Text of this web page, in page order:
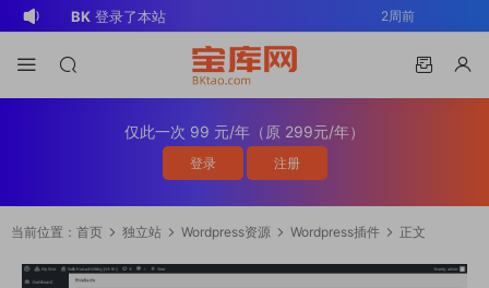
BK 登录了本站 2周前
登录了本站
下载了资源WP Mail SMTP
Pro v4.5.0 / v4.2.0 Wordpress邮件插
下载了资源Elementor Pro
v4.1.2/v4.1.1/v4.0.4 /v4.0.1 /v3.33.2
v3.29.2 / v3.29.1 / v3.29.0 / v3.28.x
/3.27.x /3.26.3 强大先进的网站构建器
下载了资源Elementor Pro
/v3.32.1/ v3.31.0 / v3.30.1/ v3.30.0 /
v3.29.2 / v3.29.1 / v3.29.0 / v3.28.x
v4.1.2/v4.1.1/v4.0.4 /v4.0.1 /v3.33.2
/v3.32.1/ v3.31.0 / v3.30.1/ v3.30.0 /
v*******下载了资源Advanced
2天前
仅此一次 99 元/年（原 299元/年）
登录 注册
当前位置： 首页 独立站 Wordpress资源 Wordpress插件 正文